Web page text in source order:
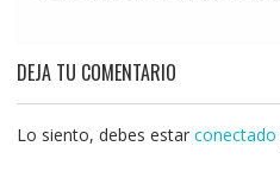
DEJA TU COMENTARIO
Lo siento, debes estar conectado